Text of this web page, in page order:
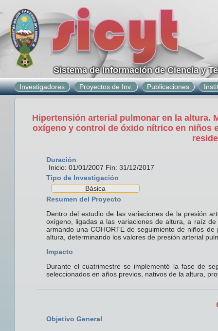
Sistema de Información de Ciencia y
Investigadores Proyectos de Inv. Publicaciones
Hipertensión arterial pulmonar en la altura.
oxígeno y control de óxido nítrico en niños
Duración
Inicio: 01/01/2007 Fin: 31/12/2017
Tipo de Investigación
Básica
Resumen del Proyecto
Dentro del estudio de las variaciones de la presión
oxígeno, ligadas a las variaciones de altura, a raíz
armando una COHORTE de seguimiento de niños
altura, determinando los valores de presión arterial
Impacto
Durante el cuatrimestre se implementó la fase de
seleccionados en años previos, nativos de la altura,
Objetivo General